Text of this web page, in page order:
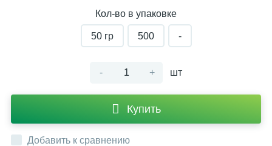
Кол-во в упаковке
50 гр 500 -
- + шт
Купить
Добавить к сравнению